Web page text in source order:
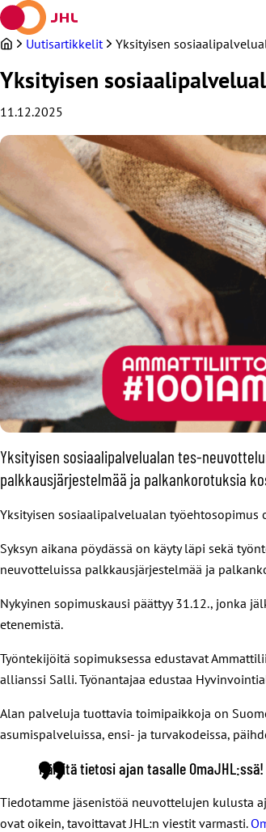
Siirry
sisältöön
Uutisartikkelit Yksityisen
Yksityisen
11.12.2025
Yksityisen sosiaalipalvelualan tes-
palkkausjärjestelmää ja palkankorotuksia
Yksityisen sosiaalipalvelualan
Syksyn aikana pöydässä on käyty läpi sekä
neuvotteluissa palkkausjärjestelmää ja
Nykyinen sopimuskausi päättyy 31.12., jonka
etenemistä.
Työntekijöitä sopimuksessa edustavat
allianssi Salli. Työnantajaa edustaa
Alan palveluja tuottavia toimipaikkoja on
asumispalveluissa, ensi- ja turvakodeissa,
Päivitä tietosi ajan tasalle OmaJHL:ssä!
Tiedotamme jäsenistöä neuvottelujen kulusta
ovat oikein, tavoittavat JHL:n viestit varmasti.